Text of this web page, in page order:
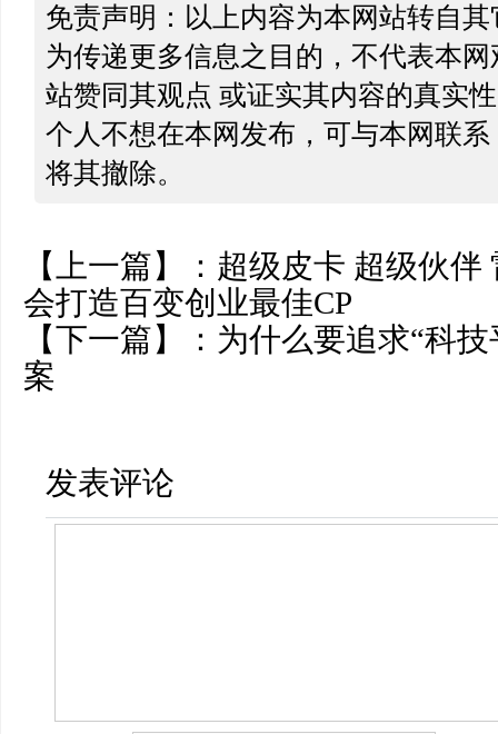
免责声明：以上内容为本网站转自
为传递更多信息之目的，不代表本
站赞同其观点 或证实其内容的真实
个人不想在本网发布，可与本网联
将其撤除。
【上一篇】： 超级皮卡 超级伙伴
会打造百变创业最佳CP
【下一篇】： 为什么要追求“科
案
发表评论